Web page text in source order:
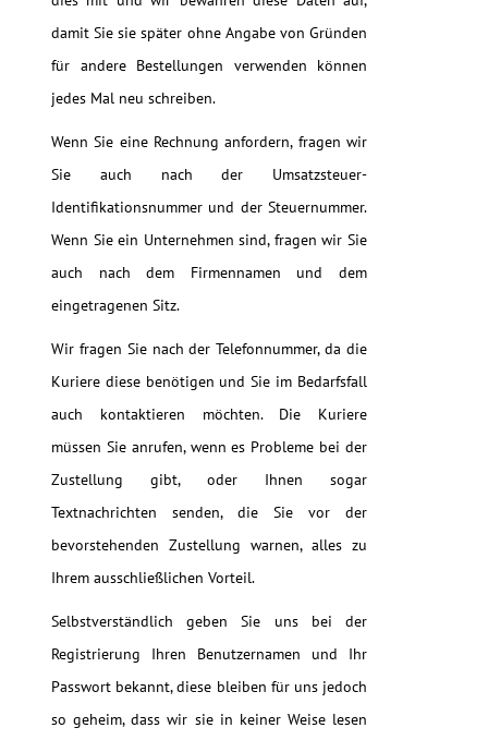
damit Sie sie später ohne Angabe von Gründen
für andere Bestellungen verwenden können
jedes Mal neu schreiben.
Wenn Sie eine Rechnung anfordern, fragen wir
Sie auch nach der Umsatzsteuer-
Identifikationsnummer und der Steuernummer.
Wenn Sie ein Unternehmen sind, fragen wir Sie
auch nach dem Firmennamen und dem
eingetragenen Sitz.
Wir fragen Sie nach der Telefonnummer, da die
Kuriere diese benötigen und Sie im Bedarfsfall
auch kontaktieren möchten. Die Kuriere
müssen Sie anrufen, wenn es Probleme bei der
Zustellung gibt, oder Ihnen sogar
Textnachrichten senden, die Sie vor der
bevorstehenden Zustellung warnen, alles zu
Ihrem ausschließlichen Vorteil.
Selbstverständlich geben Sie uns bei der
Registrierung Ihren Benutzernamen und Ihr
Passwort bekannt, diese bleiben für uns jedoch
so geheim, dass wir sie in keiner Weise lesen